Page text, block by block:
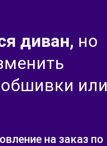
диван, но
или
на заказ по